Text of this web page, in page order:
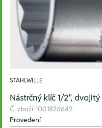
STAHLWILLE
Nástrčný klíč 1/2",
Č. zboží 1001826642
Provedení